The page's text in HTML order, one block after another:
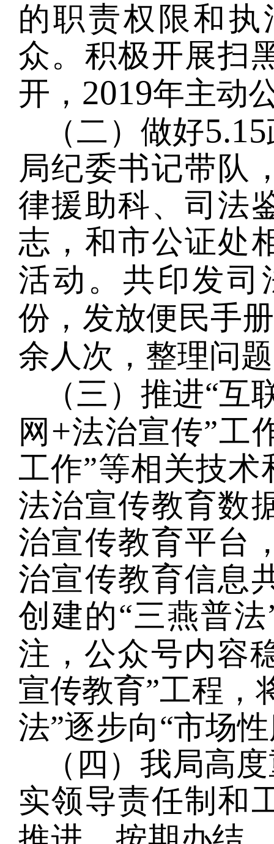
的职责权限和
众。积极开展扫
开， 2019年主动
（二）做好5.15
局纪委书记带队
律援助科、司法
志，和市公证处
活动。共印发
份，发放便民手册
余人次，整理问题
（三）推进“互
网 +法治宣传”工
工作”等相关技
法治宣传教育数
治宣传教育平台
治宣传教育信息
创建的“三燕普
注，公众号内容
宣传教育”工程，
法”逐步向“市场
（四）我局高
实领导责任制和